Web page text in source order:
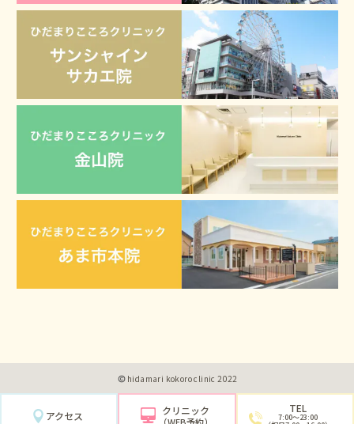
hidamari kokoro clinic 2022
アクセス クリニック TEL
7:00〜23:00